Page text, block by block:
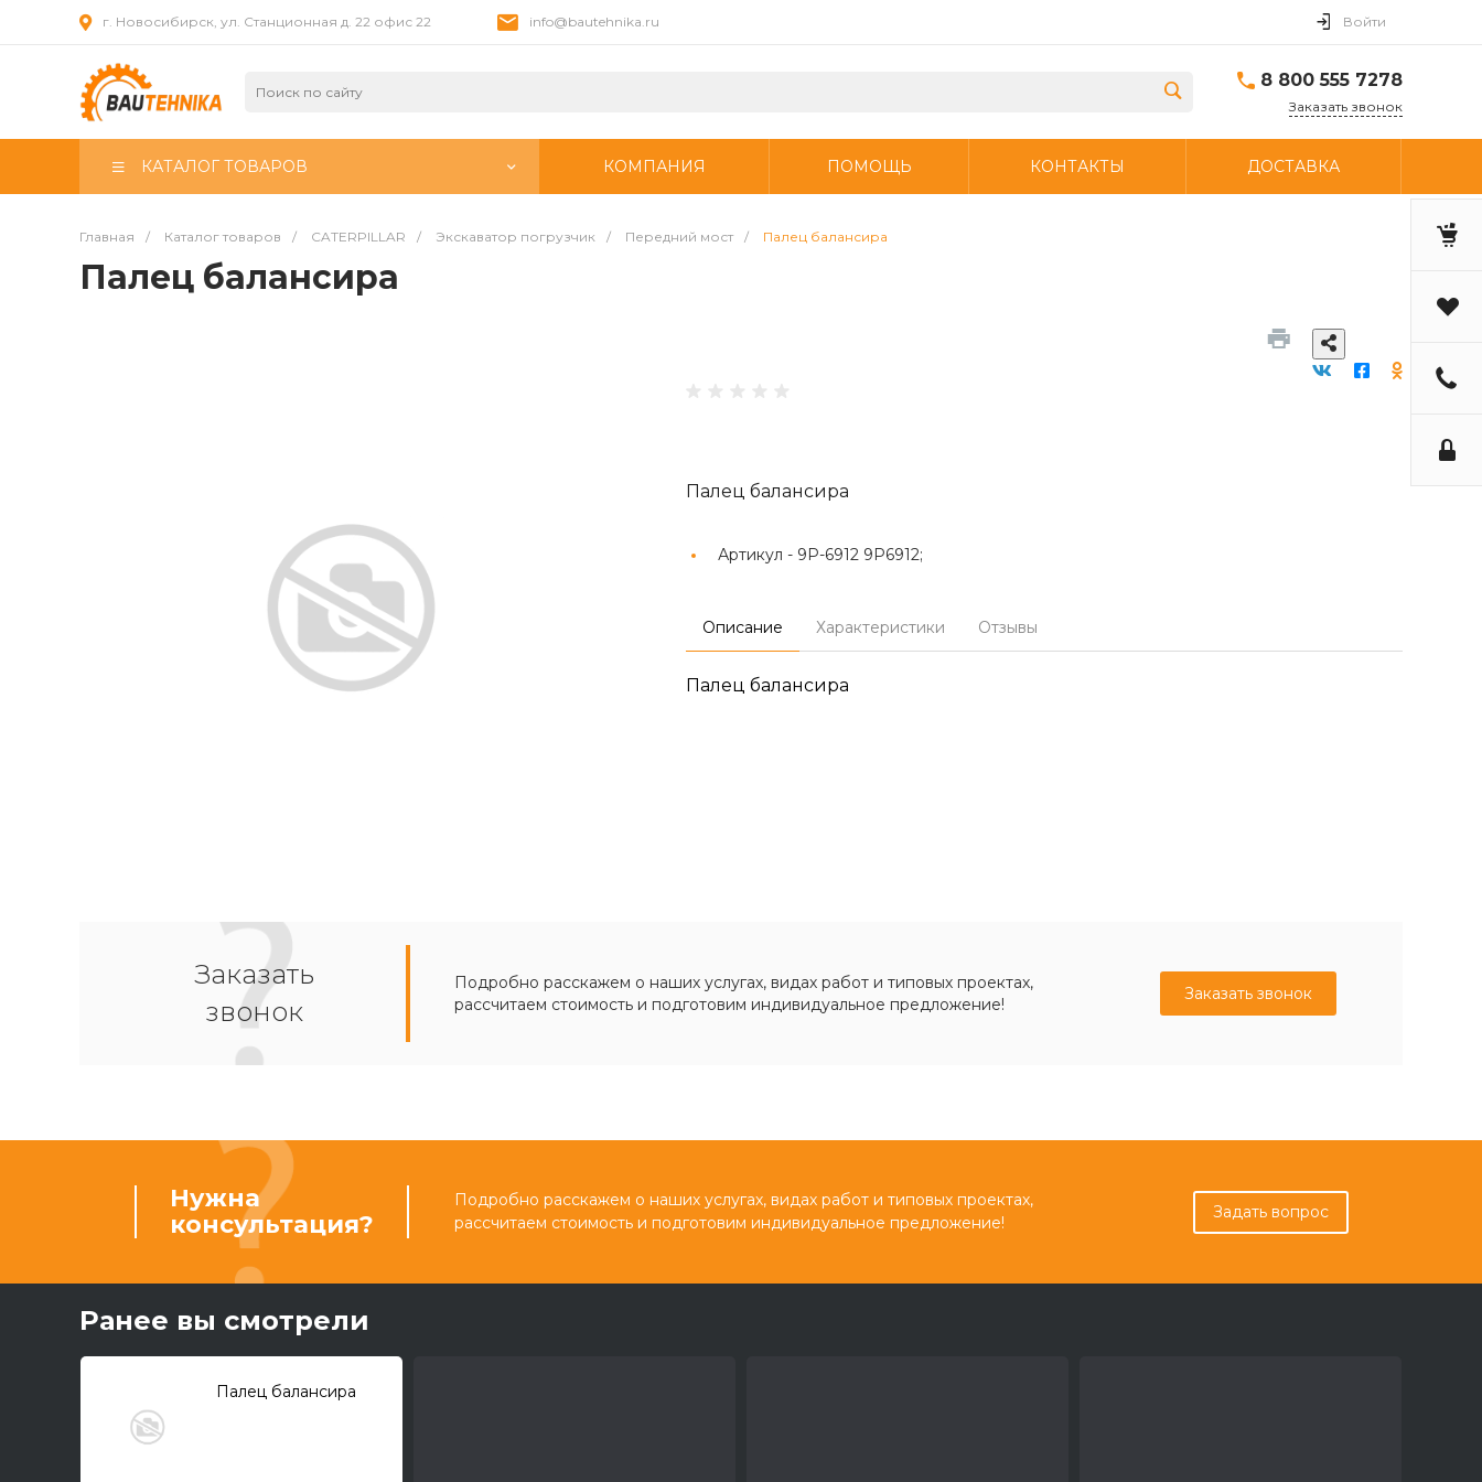
г. Новосибирск, ул. Станционная д. 22 офис 22 info@bautehnika.ru Войти
8 800 555 7278
Заказать звонок
КАТАЛОГ ТОВАРОВ КОМПАНИЯ ПОМОЩЬ КОНТАКТЫ ДОСТАВКА
Главная / Каталог товаров / CATERPILLAR / Экскаватор погрузчик / Передний мост / Палец балансира
Палец балансира
Палец балансира
Артикул - 9P-6912 9P6912;
Описание Характеристики Отзывы
Палец балансира
Заказать
звонок
Подробно расскажем о наших услугах, видах работ и типовых проектах,
рассчитаем стоимость и подготовим индивидуальное предложение!
Заказать звонок
Нужна
консультация?
Подробно расскажем о наших услугах, видах работ и типовых проектах,
рассчитаем стоимость и подготовим индивидуальное предложение!
Задать вопрос
Ранее вы смотрели
Палец балансира